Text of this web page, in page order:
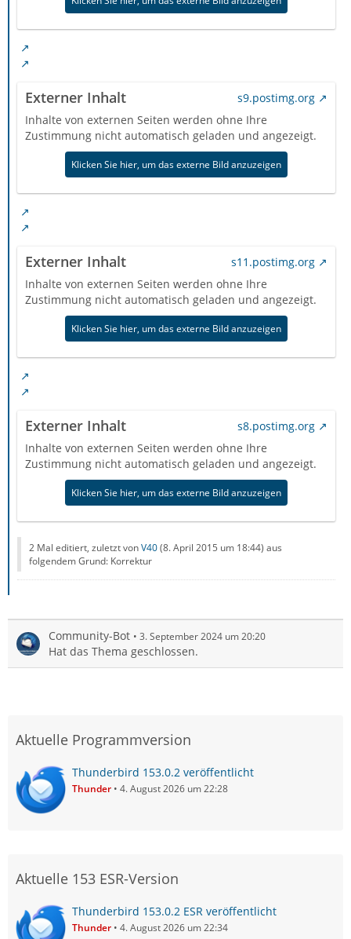
Externer Inhalt
s9.postimg.org
Inhalte von externen Seiten werden ohne Ihre
Zustimmung nicht automatisch geladen und angezeigt.
Klicken Sie hier, um das externe Bild anzuzeigen
Externer Inhalt
s11.postimg.org
Inhalte von externen Seiten werden ohne Ihre
Zustimmung nicht automatisch geladen und angezeigt.
Klicken Sie hier, um das externe Bild anzuzeigen
Externer Inhalt
s8.postimg.org
Inhalte von externen Seiten werden ohne Ihre
Zustimmung nicht automatisch geladen und angezeigt.
Klicken Sie hier, um das externe Bild anzuzeigen
2 Mal editiert, zuletzt vonV40(8. April 2015 um 18:44) aus
folgendem Grund: Korrektur
Community-Bot 3. September 2024 um 20:20
Hat das Thema geschlossen.
Aktuelle Programmversion
Thunderbird 153.0.2 veröffentlicht
Thunder 4. August 2026 um 22:28
Aktuelle 153 ESR-Version
Thunderbird 153.0.2 ESR veröffentlicht
Thunder 4. August 2026 um 22:34